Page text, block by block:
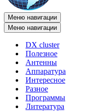
Меню навигации
Меню навигации
DX cluster
Полезное
Антенны
Аппаратура
Интересное
Разное
Программы
Литература